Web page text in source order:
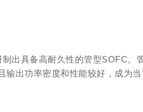
出具备高耐久性的管型SOFC。
出功率密度和性能较好，成为当